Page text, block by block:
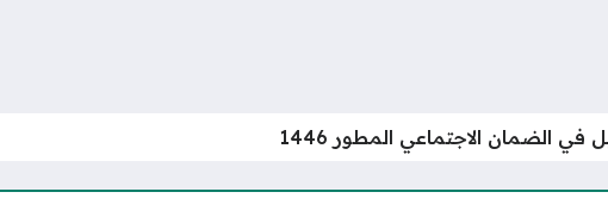
الضمان الاجتماعي المطور 1446